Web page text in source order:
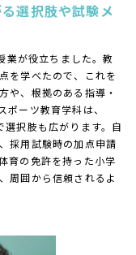
選択肢や試験メ
業が役立ちました。教
を学べたので、これを
や、根拠のある指導・
ーツ教育学科は、
択肢も広がります。自
採用試験時の加点申請
育の免許を持った小学
周囲から信頼されるよ